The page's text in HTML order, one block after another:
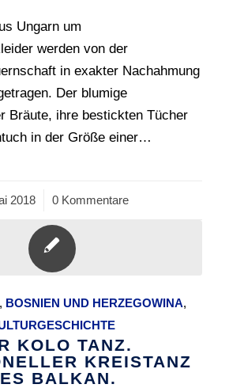
Ungarn um
werden von der
in exakter Nachahmung
Der blumige
Bräute, ihre bestickten Tücher
in der Größe einer…
2018 0 Kommentare
, BOSNIEN UND HERZEGOWINA,
KOLO TANZ.
KREISTANZ
BALKAN.